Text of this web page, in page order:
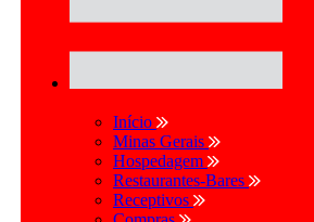
Início
Minas Gerais
Hospedagem
Restaurantes-Bares
Receptivos